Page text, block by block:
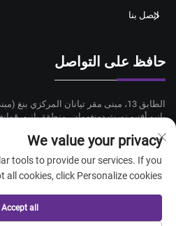
اتصل بنا
حافظ على التواصل
بانيو أفنيو نورث دونغهوان، منطقة بانيو،
+86-18924068214
We value your privacy
tools to provide our services. If you
all cookies, click Personalize cookies.
Accept all